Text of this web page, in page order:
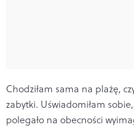
Chodziłam sama na plażę,
zabytki. Uświadomiłam
polegało na obecności